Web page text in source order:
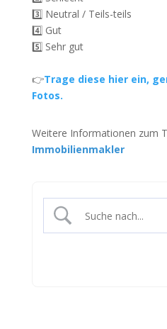
3️⃣ Neutral / Teils-teils
4️⃣ Gut
5️⃣ Sehr gut
👉Trage diese hier ein,
Fotos.
Weitere Informationen zum
Immobilienmakler